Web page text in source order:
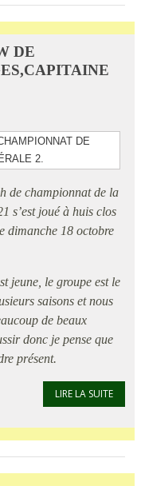
DE
DE
2.
de championnat de la
s’est joué à huis clos
dimanche 18 octobre
jeune, le groupe est le
saisons et nous
de beaux
donc je pense que
présent.
LIRE LA SUITE